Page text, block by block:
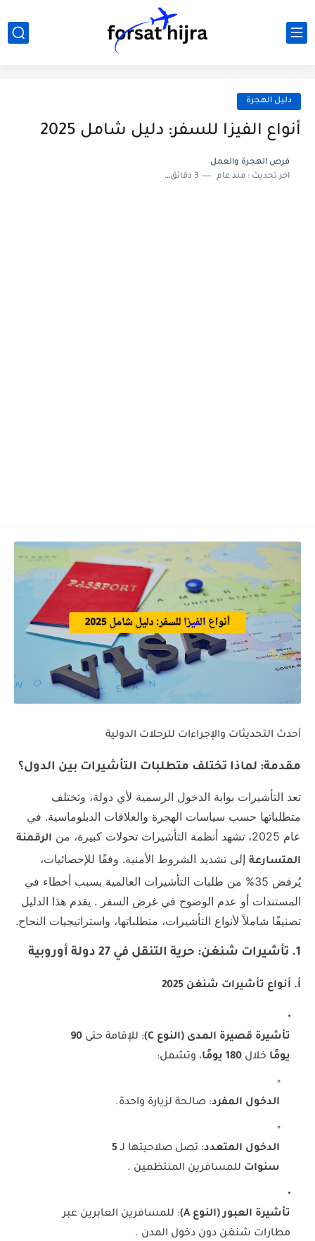
دليل الهجرة
أنواع الفيزا للسفر: دليل شامل 2025
فرص الهجرة والعمل
اخر تحديث :منذ عام 3 دقائق للقراءة
أحدث التحديثات والإجراءات للرحلات الدولية
مقدمة: لماذا تختلف متطلبات التأشيرات بين الدول؟
تعد التأشيرات بوابة الدخول الرسمية لأي دولة، وتختلف
متطلباتها حسب سياسات الهجرة والعلاقات الدبلوماسية. في
عام 2025، تشهد أنظمة التأشيرات تحولات كبيرة، من
الرقمنة
المتسارعة إلى تشديد الشروط الأمنية. وفقًا للإحصائيات،
يُرفض 35% من طلبات التأشيرات العالمية بسبب أخطاء في
المستندات أو عدم الوضوح في غرض السفر . يقدم هذا الدليل
تصنيفًا شاملاً لأنواع التأشيرات، متطلباتها، واستراتيجيات النجاح.
1. تأشيرات شنغن: حرية التنقل في 27 دولة أوروبية
أ. أنواع تأشيرات شنغن 2025
تأشيرة قصيرة المدى (النوع C) : للإقامة حتى 90
يومًا خلال 180 يومًا ، وتشمل:
الدخول المفرد: صالحة لزيارة واحدة.
الدخول المتعدد: تصل صلاحيتها لـ5
سنوات للمسافرين المنتظمين .
تأشيرة العبور (النوع A)
: للمسافرين العابرين عبر
مطارات شنغن دون دخول المدن .